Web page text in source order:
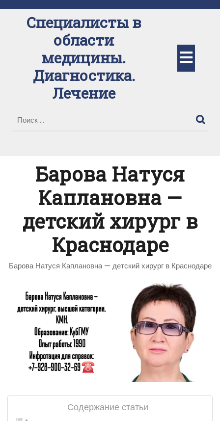
содержимомуСпециалисты в
области
медицины.
Диагностика.
Лечение
Барова Натуся
Каплановна —
детский хирург в
Краснодаре
Барова Натуся Каплановна — детский хирург в Краснодаре
Содержание статьи